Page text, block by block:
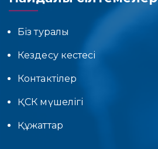
Біз туралы
Кездесу кестесі
Контактілер
ҚСК мүшелігі
Құжаттар